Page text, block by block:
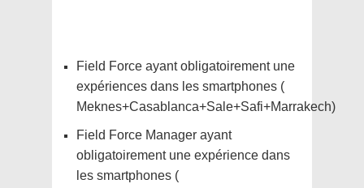
Field Force ayant obligatoirement une
expériences dans les smartphones (
Meknes+Casablanca+Sale+Safi+Marrakech)
Field Force Manager ayant
obligatoirement une expérience dans
les smartphones (